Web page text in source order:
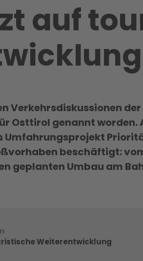
auf
Verkehrsdiskussionen
Osttirol genannt worden.
Umfahrungsprojekt
beschäftigt:
geplanten Umbau am
Weiterentwicklung